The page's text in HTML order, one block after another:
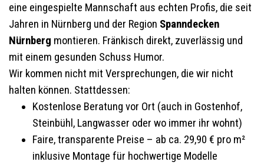
eine eingespielte Mannschaft aus echten Profis, die seit
Jahren in Nürnberg und der Region Spanndecken
Nürnberg montieren. Fränkisch direkt, zuverlässig und
mit einem gesunden Schuss Humor.
Wir kommen nicht mit Versprechungen, die wir nicht
halten können. Stattdessen:
Kostenlose Beratung vor Ort (auch in Gostenhof,
Steinbühl, Langwasser oder wo immer ihr wohnt)
Faire, transparente Preise – ab ca. 29,90 € pro m²
inklusive Montage für hochwertige Modelle